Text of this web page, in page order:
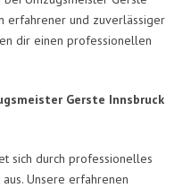
erfahrener und zuverlässiger
dir einen professionellen
Gerste Innsbruck
sich durch professionelles
Unsere erfahrenen